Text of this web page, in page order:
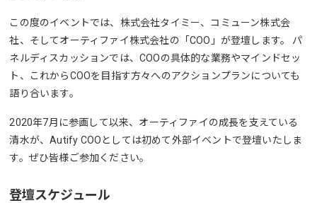
この度のイベントでは、株式会社タイミー、コミューン株式会
社、そしてオーティファイ株式会社の「COO」が登壇します。 パ
ネルディスカッションでは、COOの具体的な業務やマインドセッ
ト、これからCOOを目指す方々へのアクションプランについても
語り合います。
2020年7月に参画して以来、オーティファイの成長を支えている
清水が、Autify COOとしては初めて外部イベントで登壇いたしま
す。ぜひ皆様ご参加ください。
登壇スケジュール